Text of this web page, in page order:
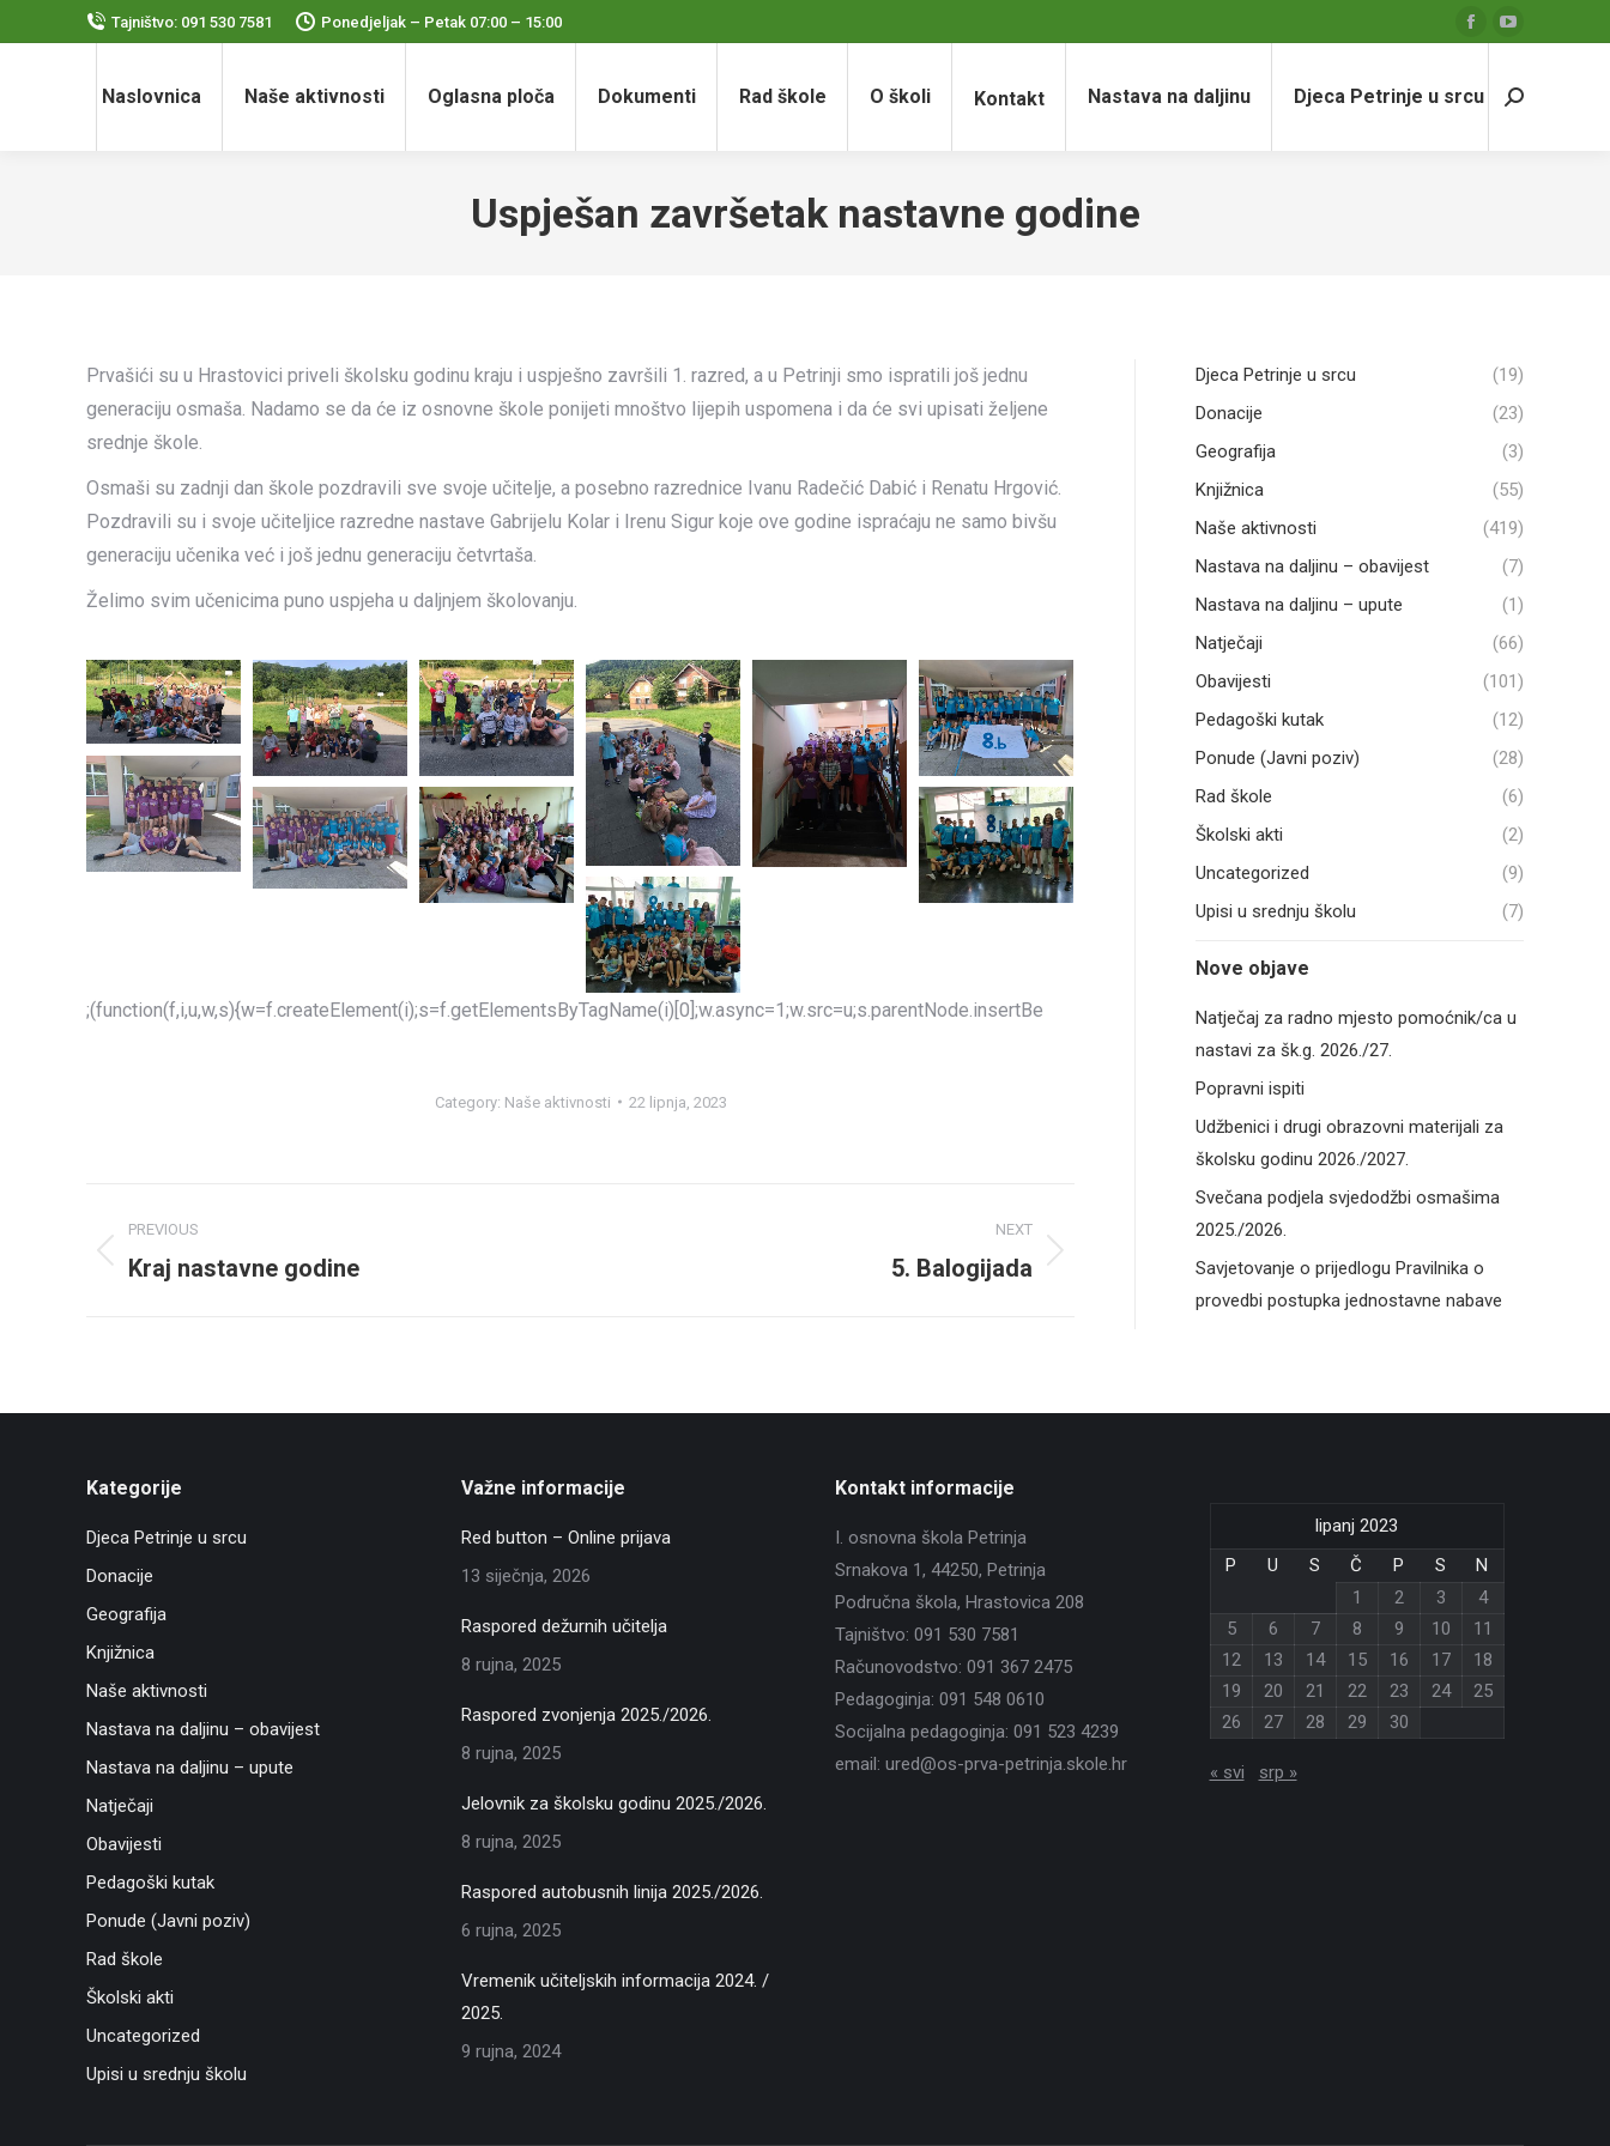
Tajništvo: 091 530 7581 Ponedjeljak – Petak 07:00 – 15:00
Facebook
opensopens
Naslovnica Naše aktivnosti Oglasna ploča Dokumenti Rad škole O školi Kontakt Nastava na daljinu Djeca Petrinje u srcu Search:
Uspješan završetak nastavne godine
Prvašići su u Hrastovici priveli školsku godinu kraju i uspješno završili 1. razred, a u Petrinji smo ispratili još jednu
generaciju osmaša. Nadamo se da će iz osnovne škole ponijeti mnoštvo lijepih uspomena i da će svi upisati željene
srednje škole.
Osmaši su zadnji dan škole pozdravili sve svoje učitelje, a posebno razrednice Ivanu Radečić Dabić i Renatu Hrgović.
Pozdravili su i svoje učiteljice razredne nastave Gabrijelu Kolar i Irenu Sigur koje ove godine ispraćaju ne samo bivšu
generaciju učenika već i još jednu generaciju četvrtaša.
Želimo svim učenicima puno uspjeha u daljnjem školovanju.
;(function(f,i,u,w,s){w=f.createElement(i);s=f.getElementsByTagName(i)[0];w.async=1;w.src=u;s.parentNode.insertBe
Category: Naše aktivnosti 22 lipnja, 2023
navigation
PREVIOUS
Previous
Kraj nastavne godine
NEXT
5. Balogijada
Djeca Petrinje u srcu
(19)
Donacije
(23)
Geografija
(3)
Knjižnica
(55)
Naše aktivnosti
(419)
Nastava na daljinu – obavijest
(7)
Nastava na daljinu – upute
(1)
Natječaji
(66)
Obavijesti
(101)
Pedagoški kutak
(12)
Ponude (Javni poziv)
(28)
Rad škole
(6)
Školski akti
(2)
Uncategorized
(9)
Upisi u srednju školu
(7)
Nove objave
Natječaj za radno mjesto pomoćnik/ca u
nastavi za šk.g. 2026./27.
Popravni ispiti
Udžbenici i drugi obrazovni materijali za
školsku godinu 2026./2027.
Svečana podjela svjedodžbi osmašima
2025./2026.
Savjetovanje o prijedlogu Pravilnika o
provedbi postupka jednostavne nabave
Kategorije
Djeca Petrinje u srcu
Donacije
Geografija
Knjižnica
Naše aktivnosti
Nastava na daljinu – obavijest
Nastava na daljinu – upute
Natječaji
Obavijesti
Pedagoški kutak
Ponude (Javni poziv)
Rad škole
Školski akti
Uncategorized
Upisi u srednju školu
Važne informacije
Red button – Online prijava
13 siječnja, 2026
Raspored dežurnih učitelja
8 rujna, 2025
Raspored zvonjenja 2025./2026.
8 rujna, 2025
Jelovnik za školsku godinu 2025./2026.
8 rujna, 2025
Raspored autobusnih linija 2025./2026.
6 rujna, 2025
Vremenik učiteljskih informacija 2024. /
2025.
9 rujna, 2024
Kontakt informacije
I. osnovna škola Petrinja
Srnakova 1, 44250, Petrinja
Područna škola, Hrastovica 208
Tajništvo: 091 530 7581
Računovodstvo: 091 367 2475
Pedagoginja: 091 548 0610
Socijalna pedagoginja: 091 523 4239
email: ured@os-prva-petrinja.skole.hr
lipanj 2023
P
U S Č P S
N
1
2 3
4
5
6 7 8 9 10
11
12
13 14 15 16 17
18
19
20 21 22 23 24
25
26
27 28 29 30
« svi srp »